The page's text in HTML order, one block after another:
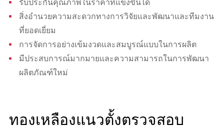
รับประกันคุณภาพในราคาที่แข่งขันได้
สิ่งอำนวยความสะดวกทางการวิจัยและพัฒนาและทีมงาน
ที่ยอดเยี่ยม
การจัดการอย่างเข้มงวดและสมบูรณ์แบบในการผลิต
มีประสบการณ์มากมายและความสามารถในการพัฒนา
ผลิตภัณฑ์ใหม่
ทองเหลืองแนวตั้งตรวจสอบ